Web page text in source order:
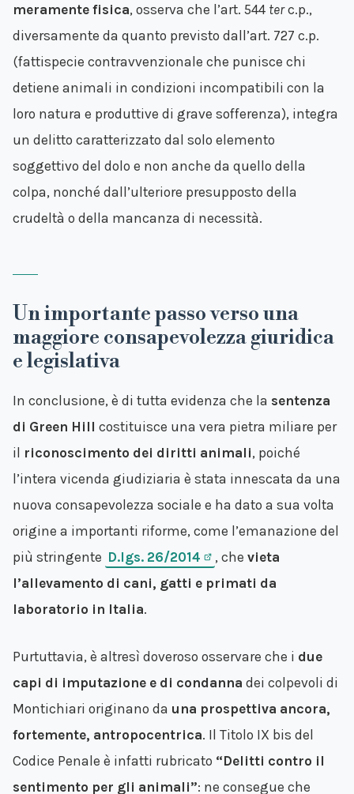
meramente fisica, osserva che l’art. 544 terc.p.,
diversamente da quanto previsto dall’art. 727 c.p.
(fattispecie contravvenzionale che punisce chi
detiene animali in condizioni incompatibili con la
loro natura e produttive di grave sofferenza), integra
un delitto caratterizzato dal solo elemento
soggettivo del dolo e non anche da quello della
colpa, nonché dall’ulteriore presupposto della
crudeltà o della mancanza di necessità.
Un importante passo verso una
maggiore consapevolezza giuridica
e legislativa
In conclusione, è di tutta evidenza che la sentenza
di Green Hill costituisce una vera pietra miliare per
il riconoscimento dei diritti animali, poiché
l’intera vicenda giudiziaria è stata innescata da una
nuova consapevolezza sociale e ha dato a sua volta
origine a importanti riforme, come l’emanazione del
più stringente D.lgs. 26/2014 , che vieta
l’allevamento di cani, gatti e primati da
laboratorio in Italia.
Purtuttavia, è altresì doveroso osservare che i due
capi di imputazione e di condanna dei colpevoli di
Montichiari originano da una prospettiva ancora,
fortemente, antropocentrica. Il Titolo IX bis del
Codice Penale è infatti rubricato “Delitti contro il
sentimento per gli animali”: ne consegue che